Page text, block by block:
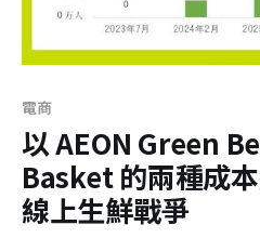
電商
以 AEON Green
Basket 的兩種成
線上生鮮戰爭